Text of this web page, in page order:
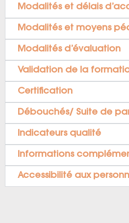
Modalités et délais
Modalités et moyens
Modalités d’évaluation
Validation de la
Certification
Débouchés/ Suite de
Indicateurs qualité
Informations
Accessibilité aux